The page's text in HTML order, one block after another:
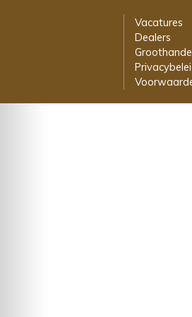
Vacatures
Dealers